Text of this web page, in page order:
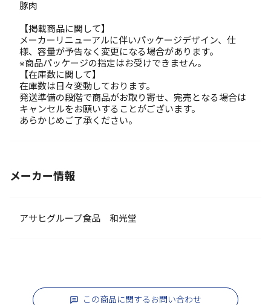
豚肉
【掲載商品に関して】
メーカーリニューアルに伴いパッケージデザイン、仕
様、容量が予告なく変更になる場合があります。
※商品パッケージの指定はお受けできません。
【在庫数に関して】
在庫数は日々変動しております。
発送準備の段階で商品がお取り寄せ、完売となる場合は
キャンセルをお願いすることがございます。
あらかじめご了承ください。
メーカー情報
アサヒグループ食品 和光堂
この商品に関するお問い合わせ